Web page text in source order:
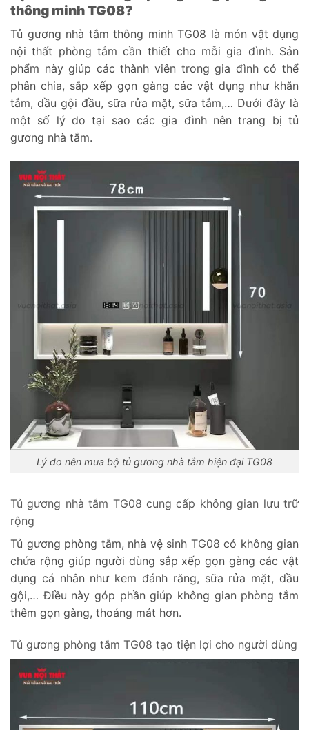
thông minh TG08?
Tủ gương nhà tắm thông minh TG08 là món vật dụng
nội thất phòng tắm cần thiết cho mỗi gia đình. Sản
phẩm này giúp các thành viên trong gia đình có thể
phân chia, sắp xếp gọn gàng các vật dụng như khăn
tắm, dầu gội đầu, sữa rửa mặt, sữa tắm,… Dưới đây là
một số lý do tại sao các gia đình nên trang bị tủ
gương nhà tắm.
Lý do nên mua bộ tủ gương nhà tắm hiện đại TG08
Tủ gương nhà tắm TG08 cung cấp không gian lưu trữ
rộng
Tủ gương phòng tắm, nhà vệ sinh TG08 có không gian
chứa rộng giúp người dùng sắp xếp gọn gàng các vật
dụng cá nhân như kem đánh răng, sữa rửa mặt, dầu
gội,… Điều này góp phần giúp không gian phòng tắm
thêm gọn gàng, thoáng mát hơn.
Tủ gương phòng tắm TG08 tạo tiện lợi cho người dùng